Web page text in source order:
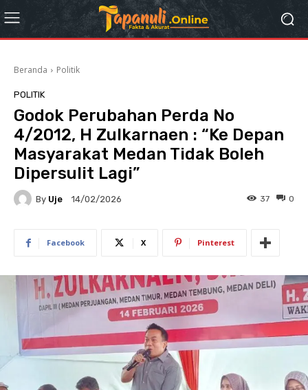
Beranda Politik
POLITIK
Godok Perubahan Perda No
4/2012, H Zulkarnaen : “Ke Depan
Masyarakat Medan Tidak Boleh
Dipersulit Lagi”
By Uje 14/02/2026 0
37
Facebook X Pinterest